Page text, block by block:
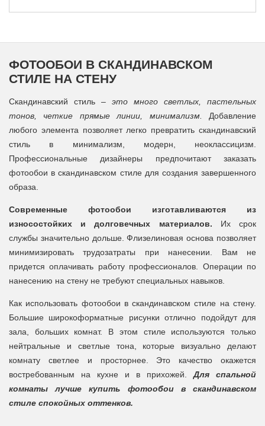
ФОТООБОИ В СКАНДИНАВСКОМ
СТИЛЕ НА СТЕНУ
Скандинавский стиль – это много светлых, пастельных
тонов, четкие прямые линии, минимализм.
Добавление
любого элемента позволяет легко превратить скандинавский
стиль в минимализм, модерн, неоклассицизм.
Профессиональные дизайнеры предпочитают заказать
фотообои в скандинавском стиле для создания завершенного
образа.
Современные фотообои изготавливаются из
износостойких и долговечных материалов. Их срок
службы значительно дольше. Флизелиновая основа позволяет
минимизировать трудозатраты при нанесении. Вам не
придется оплачивать работу профессионалов. Операции по
нанесению на стену не требуют специальных навыков.
Как использовать фотообои в скандинавском стиле на стену.
Большие широкоформатные рисунки отлично подойдут для
зала, больших комнат. В этом стиле используются только
нейтральные и светлые тона, которые визуально делают
комнату светлее и просторнее. Это качество окажется
востребованным на кухне и в прихожей.
Для спальной
комнаты лучше купить фотообои в скандинавском
стиле спокойных оттенков.